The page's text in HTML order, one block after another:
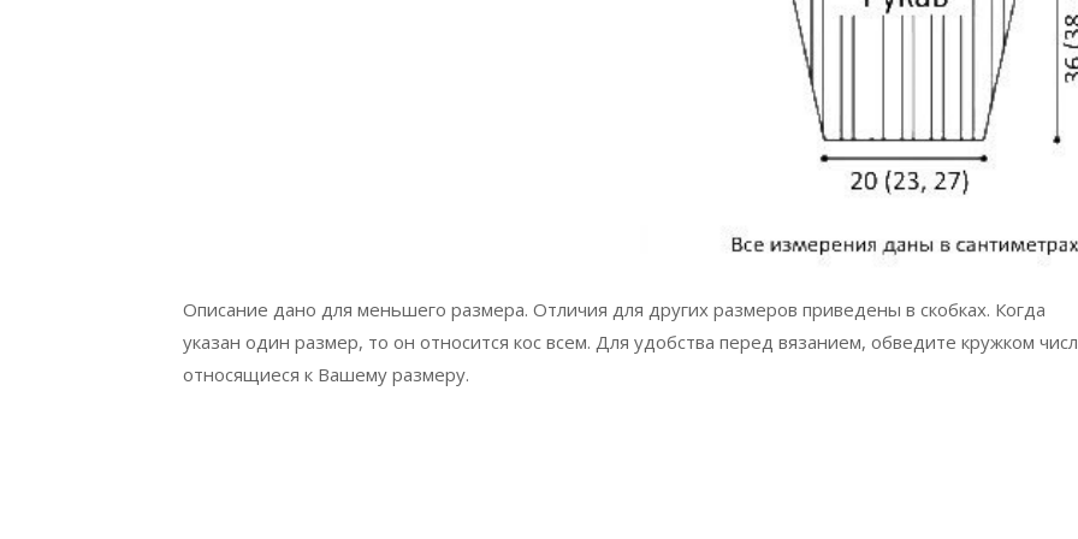
Описание дано для меньшего размера. Отличия для других размеров приведены в скобках. Когда
указан один размер, то он относится кос всем. Для удобства перед вязанием, обведите кружком
относящиеся к Вашему размеру.